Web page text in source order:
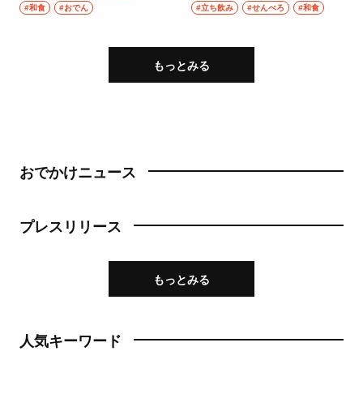
#和食
#おでん
#立ち飲み
#せんべろ #和食
もっとみる
おでかけニュース
プレスリリース
もっとみる
人気キーワード